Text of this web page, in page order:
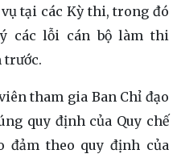
tại các Kỳ thi, trong đó
các lỗi cán bộ làm thi
trước.
tham gia Ban Chỉ đạo
quy định của Quy chế
đảm theo quy định của